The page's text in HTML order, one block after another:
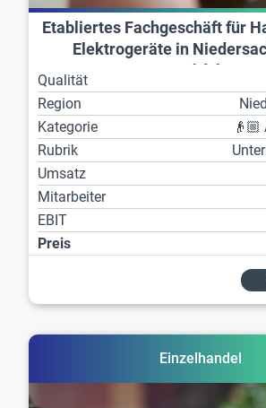
Etabliertes Fachgeschäft für
Elektrogeräte in
Qualität
Region
Kategorie
Rubrik
Umsatz
Mitarbeiter
EBIT
Preis
Einzelhandel